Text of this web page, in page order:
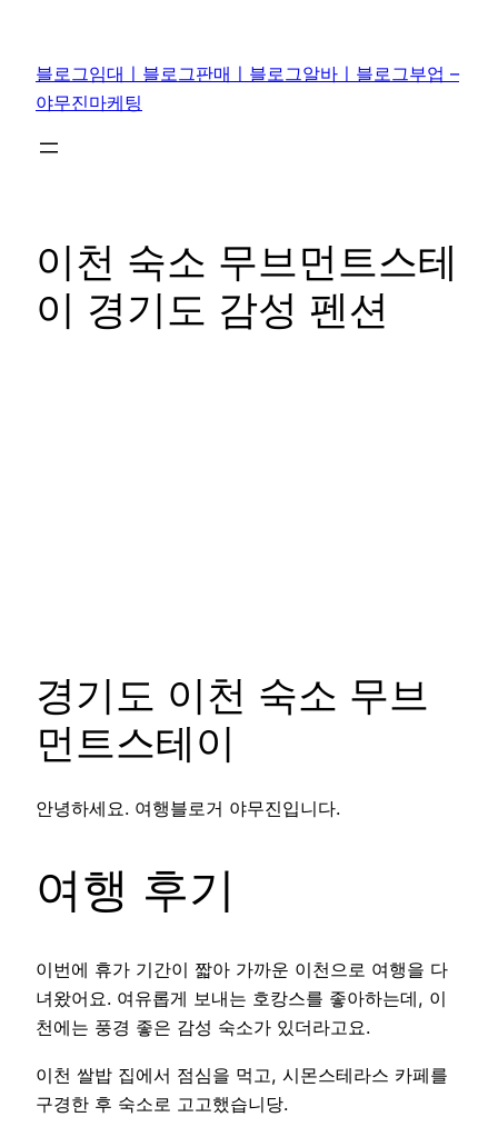
블로그임대ㅣ블로그판매ㅣ블로그알바ㅣ블로그부업 –
야무진마케팅
이천 숙소 무브먼트스테
이 경기도 감성 펜션
경기도 이천 숙소 무브
먼트스테이
안녕하세요. 여행블로거 야무진입니다.
여행 후기
이번에 휴가 기간이 짧아 가까운 이천으로 여행을 다
녀왔어요. 여유롭게 보내는 호캉스를 좋아하는데, 이
천에는 풍경 좋은 감성 숙소가 있더라고요.
이천 쌀밥 집에서 점심을 먹고, 시몬스테라스 카페를
구경한 후 숙소로 고고했습니당.